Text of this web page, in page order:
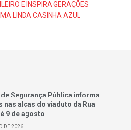
E INSPIRA GERAÇÕES
LINDA CASINHA AZUL
Segurança Pública informa
nas alças do viaduto da Rua
9 de agosto
DE 2026